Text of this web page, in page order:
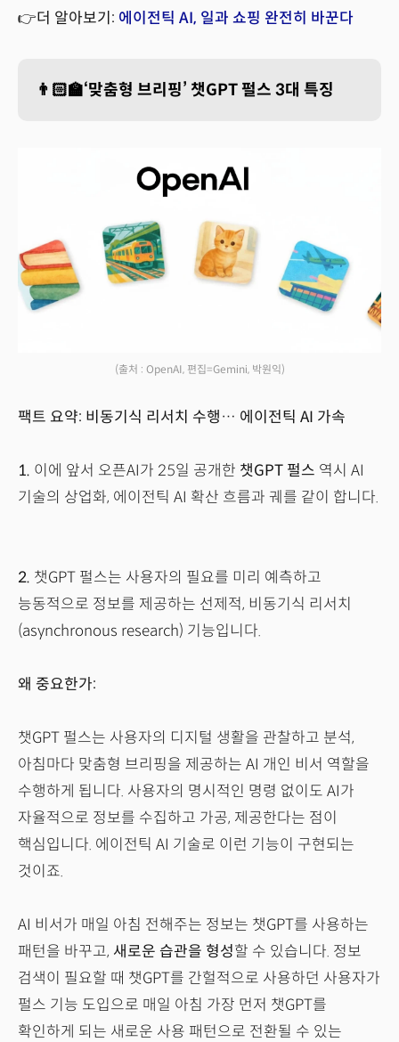
👉더 알아보기: 에이전틱 AI, 일과 쇼핑 완전히 바꾼다
👨🏻‍🏫‘맞춤형 브리핑’ 챗GPT 펄스 3대 특징
(출처 : OpenAI, 편집=Gemini, 박원익)
팩트 요약: 비동기식 리서치 수행… 에이전틱 AI 가속
1. 이에 앞서 오픈AI가 25일 공개한 챗GPT 펄스 역시 AI
기술의 상업화, 에이전틱 AI 확산 흐름과 궤를 같이 합니다.
2. 챗GPT 펄스는 사용자의 필요를 미리 예측하고
능동적으로 정보를 제공하는 선제적, 비동기식 리서치
(asynchronous research) 기능입니다.
왜 중요한가:
챗GPT 펄스는 사용자의 디지털 생활을 관찰하고 분석,
아침마다 맞춤형 브리핑을 제공하는 AI 개인 비서 역할을
수행하게 됩니다. 사용자의 명시적인 명령 없이도 AI가
자율적으로 정보를 수집하고 가공, 제공한다는 점이
핵심입니다. 에이전틱 AI 기술로 이런 기능이 구현되는
것이죠.
AI 비서가 매일 아침 전해주는 정보는 챗GPT를 사용하는
패턴을 바꾸고, 새로운 습관을 형성할 수 있습니다. 정보
검색이 필요할 때 챗GPT를 간헐적으로 사용하던 사용자가
펄스 기능 도입으로 매일 아침 가장 먼저 챗GPT를
확인하게 되는 새로운 사용 패턴으로 전환될 수 있는